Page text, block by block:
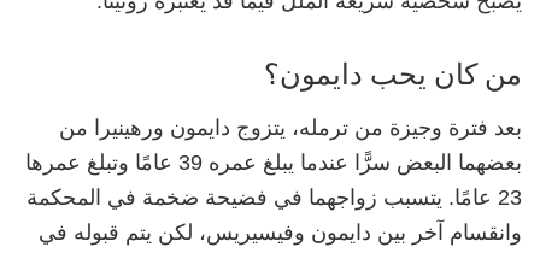
من كان يحب دايمون؟
بعد فترة وجيزة من ترمله، يتزوج دايمون ورهينيرا من
بعضهما البعض سرًّا عندما يبلغ عمره 39 عامًا وتبلغ عمرها
23 عامًا. يتسبب زواجهما في فضيحة ضخمة في المحكمة
وانقسام آخر بين دايمون وفيسيريس، لكن يتم قبوله في